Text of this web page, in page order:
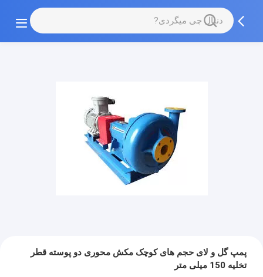
پمپ گل و لای حجم های کوچک مکش محوری دو پوسته قطر
تخلیه 150 میلی متر